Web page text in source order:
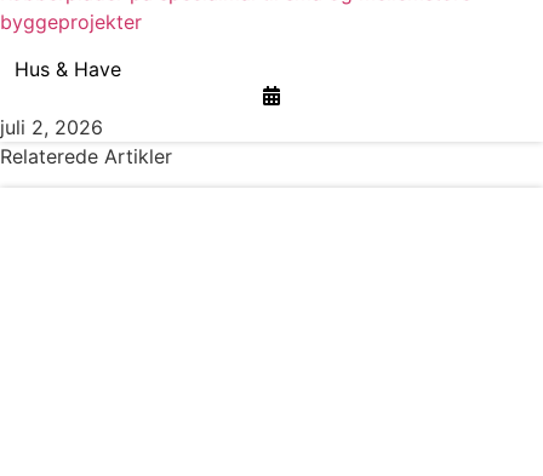
byggeprojekter
Hus & Have
juli 2, 2026
Relaterede Artikler